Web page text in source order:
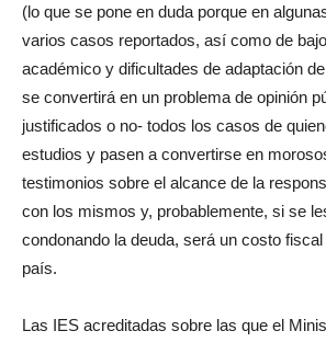
(lo que se pone en duda porque en
varios casos reportados, así como de
académico y dificultades de adaptación
se convertirá en un problema de opinión
justificados o no- todos los casos de
estudios y pasen a convertirse en
testimonios sobre el alcance de la
con los mismos y, probablemente, si se
condonando la deuda, será un costo
país.
Las IES acreditadas sobre las que el